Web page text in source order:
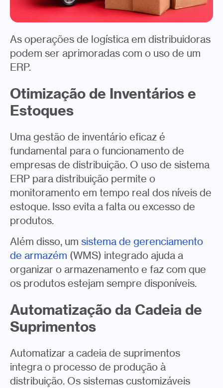
As operações de logística em distribuidoras
podem ser aprimoradas com o uso de um
ERP.
Otimização de Inventários e
Estoques
Uma gestão de inventário eficaz é
fundamental para o funcionamento de
empresas de distribuição. O uso de sistema
ERP para distribuição permite o
monitoramento em tempo real dos níveis de
estoque. Isso evita a falta ou excesso de
produtos.
Além disso, um sistema de gerenciamento
de armazém (WMS) integrado ajuda a
organizar o armazenamento e faz com que
os produtos estejam sempre disponíveis.
Automatização da Cadeia de
Suprimentos
Automatizar a cadeia de suprimentos
integra o processo de produção à
distribuição. Os sistemas customizáveis